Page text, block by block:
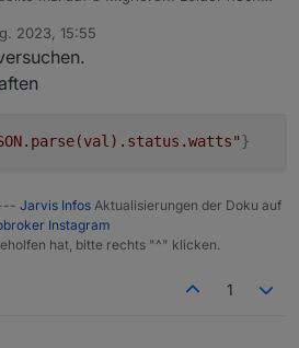
auf einem Datenpunkt welcher
ein einzelner Wert auszugeben und
selbst?
darin den Wert
das ganze selber via JS Script
2023, 15:55
}
Jarvis Infos Aktualisierungen der Doku auf
Instagram
hat, bitte rechts "^" klicken.
1